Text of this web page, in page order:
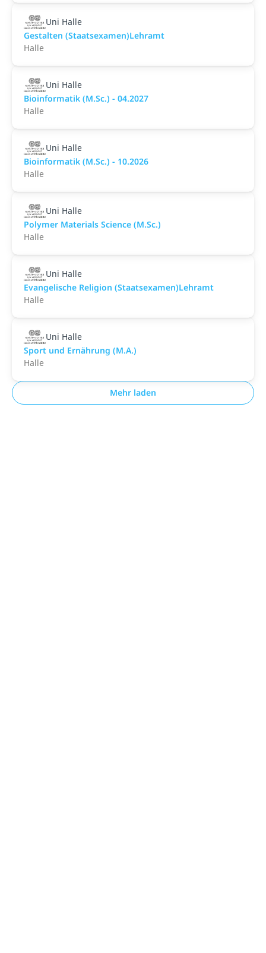
Uni Halle
Gestalten (Staatsexamen)Lehramt
Halle
Uni Halle
Bioinformatik (M.Sc.) - 04.2027
Halle
Uni Halle
Bioinformatik (M.Sc.) - 10.2026
Halle
Uni Halle
Polymer Materials Science (M.Sc.)
Halle
Uni Halle
Evangelische Religion (Staatsexamen)Lehramt
Halle
Uni Halle
Sport und Ernährung (M.A.)
Halle
Mehr laden